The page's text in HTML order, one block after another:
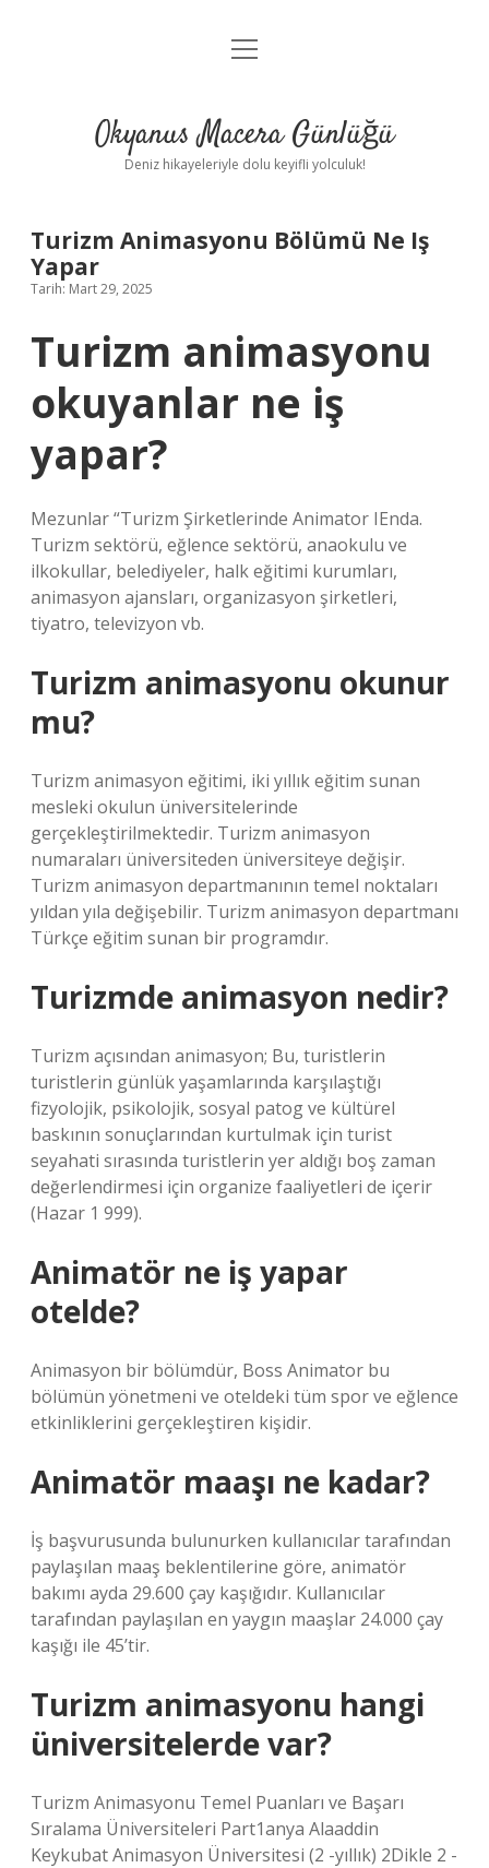
Anasayfa
Yasal Uyarı
menüyü
Okyanus Macera Günlüğü
Deniz hikayeleriyle dolu keyifli yolculuk!
Turizm Animasyonu Bölümü Ne Iş
Yapar
Tarih: Mart 29, 2025
Turizm animasyonu
okuyanlar ne iş
yapar?
Mezunlar “Turizm Şirketlerinde Animator IEnda.
Turizm sektörü, eğlence sektörü, anaokulu ve
ilkokullar, belediyeler, halk eğitimi kurumları,
animasyon ajansları, organizasyon şirketleri,
tiyatro, televizyon vb.
Turizm animasyonu okunur
mu?
Turizm animasyon eğitimi, iki yıllık eğitim sunan
mesleki okulun üniversitelerinde
gerçekleştirilmektedir. Turizm animasyon
numaraları üniversiteden üniversiteye değişir.
Turizm animasyon departmanının temel noktaları
yıldan yıla değişebilir. Turizm animasyon departmanı
Türkçe eğitim sunan bir programdır.
Turizmde animasyon nedir?
Turizm açısından animasyon; Bu, turistlerin
turistlerin günlük yaşamlarında karşılaştığı
fizyolojik, psikolojik, sosyal patog ve kültürel
baskının sonuçlarından kurtulmak için turist
seyahati sırasında turistlerin yer aldığı boş zaman
değerlendirmesi için organize faaliyetleri de içerir
(Hazar 1 999).
Animatör ne iş yapar
otelde?
Animasyon bir bölümdür, Boss Animator bu
bölümün yönetmeni ve oteldeki tüm spor ve eğlence
etkinliklerini gerçekleştiren kişidir.
Animatör maaşı ne kadar?
İş başvurusunda bulunurken kullanıcılar tarafından
paylaşılan maaş beklentilerine göre, animatör
bakımı ayda 29.600 çay kaşığıdır. Kullanıcılar
tarafından paylaşılan en yaygın maaşlar 24.000 çay
kaşığı ile 45’tir.
Turizm animasyonu hangi
üniversitelerde var?
Turizm Animasyonu Temel Puanları ve Başarı
Sıralama Üniversiteleri Part1anya Alaaddin
Keykubat Animasyon Üniversitesi (2 -yıllık) 2Dikle 2 -